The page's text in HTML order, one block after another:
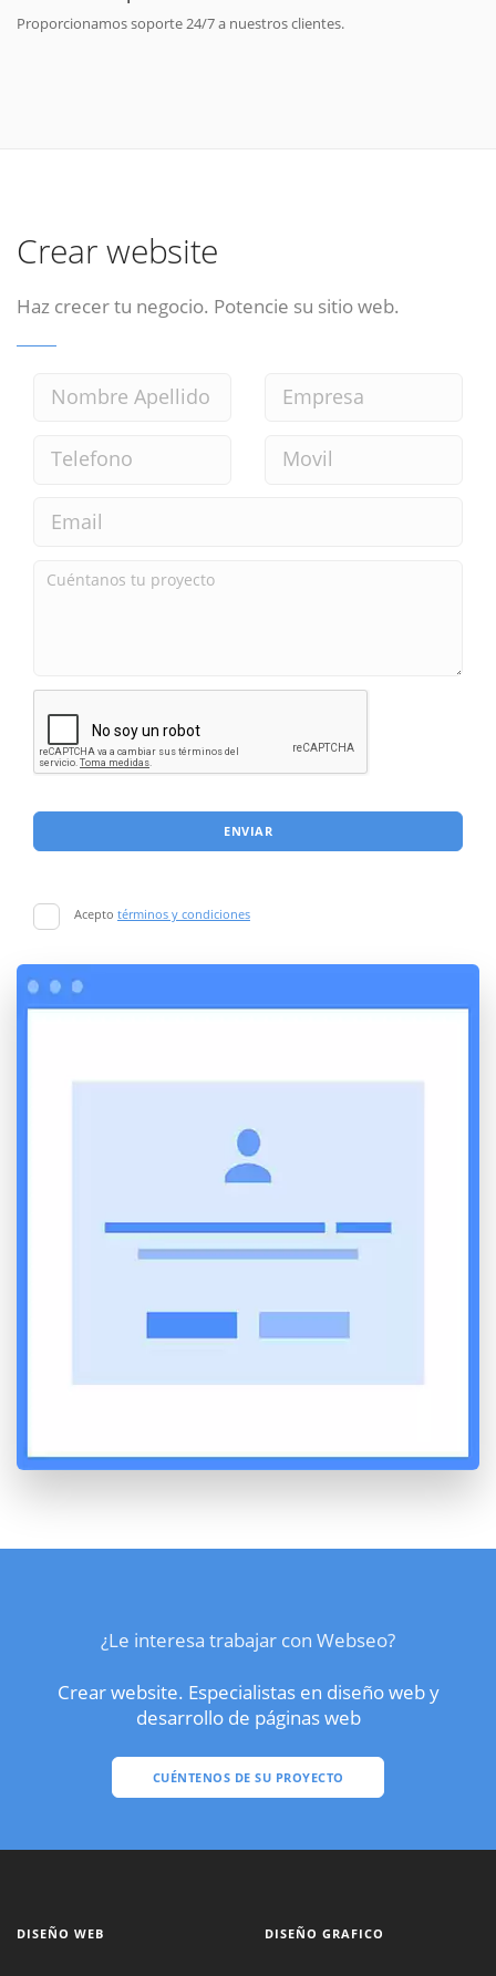
Proporcionamos soporte 24/7 a nuestros clientes.
Crear website
Haz crecer tu negocio. Potencie su sitio web.
ENVIAR
Acepto términos y condiciones
¿Le interesa trabajar con Webseo?
Crear website. Especialistas en diseño web y
desarrollo de páginas web
CUÉNTENOS DE SU PROYECTO
DISEÑO WEB DISEÑO GRAFICO